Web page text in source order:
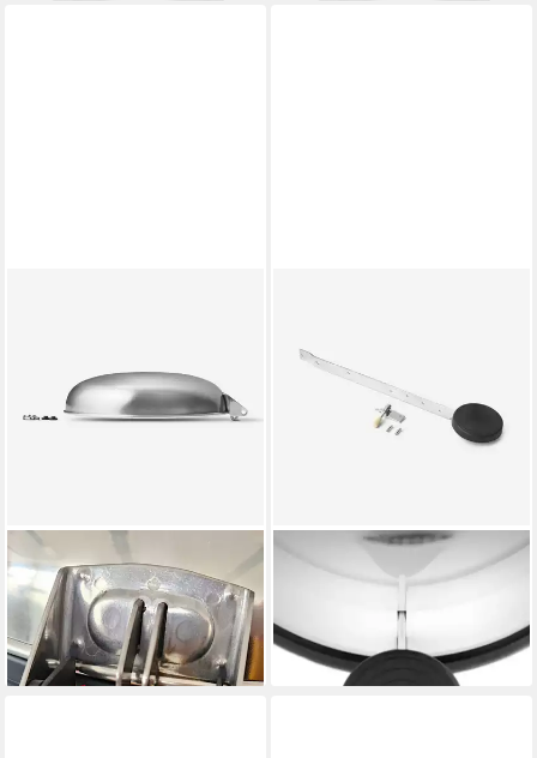
Mülleimer 14-16 Ersatzdeckel
für Treteimer
42,95 €
lieferbar - in 2-3 Werktagen bei dir
Mülleimer 14-24 Ersatz-
Komplettpedal für Treteimer
31,00 €
lieferbar - in 2-3 Werktagen bei dir